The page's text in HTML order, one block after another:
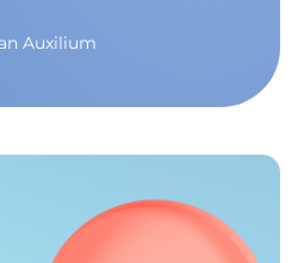
Auxilium